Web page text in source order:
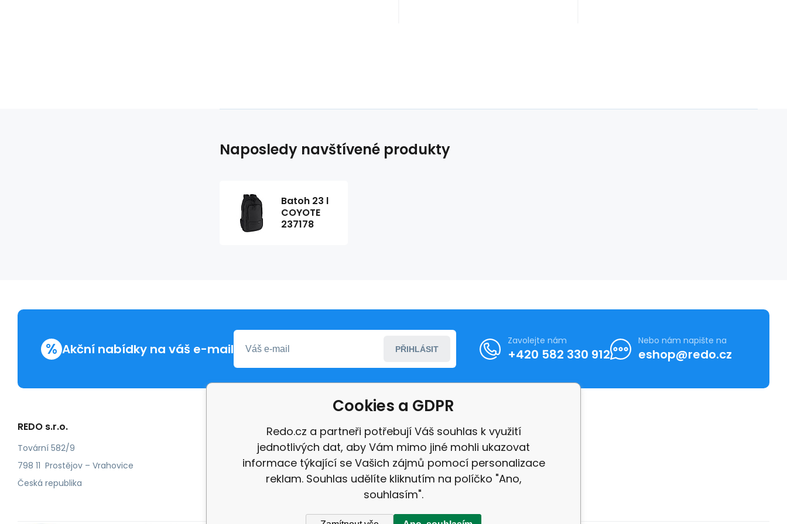
Naposledy navštívené produkty
Batoh 23 l
COYOTE
237178
% Akční nabídky na váš e-mail PŘIHLÁSIT
Zavolejte nám
+420 582 330 912
Nebo nám napište na
eshop@redo.cz
REDO s.r.o.
Tovární 582/9
798 11 Prostějov – Vrahovice
Česká republika
Další informace
Reklamace
Recenze
Cookies a GDPR
Redo.cz a partneři potřebují Váš souhlas k využití
jednotlivých dat, aby Vám mimo jiné mohli ukazovat
informace týkající se Vašich zájmů pomocí personalizace
reklam. Souhlas udělíte kliknutím na políčko "Ano,
souhlasím".